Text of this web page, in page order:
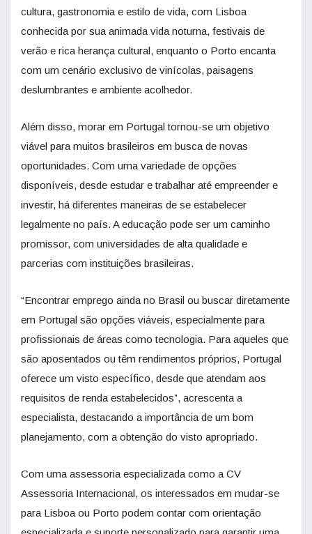
cultura, gastronomia e estilo de vida, com Lisboa
conhecida por sua animada vida noturna, festivais de
verão e rica herança cultural, enquanto o Porto encanta
com um cenário exclusivo de vinícolas, paisagens
deslumbrantes e ambiente acolhedor.
Além disso, morar em Portugal tornou-se um objetivo
viável para muitos brasileiros em busca de novas
oportunidades. Com uma variedade de opções
disponíveis, desde estudar e trabalhar até empreender e
investir, há diferentes maneiras de se estabelecer
legalmente no país. A educação pode ser um caminho
promissor, com universidades de alta qualidade e
parcerias com instituições brasileiras.
“Encontrar emprego ainda no Brasil ou buscar diretamente
em Portugal são opções viáveis, especialmente para
profissionais de áreas como tecnologia. Para aqueles que
são aposentados ou têm rendimentos próprios, Portugal
oferece um visto específico, desde que atendam aos
requisitos de renda estabelecidos”, acrescenta a
especialista, destacando a importância de um bom
planejamento, com a obtenção do visto apropriado.
Com uma assessoria especializada como a CV
Assessoria Internacional, os interessados em mudar-se
para Lisboa ou Porto podem contar com orientação